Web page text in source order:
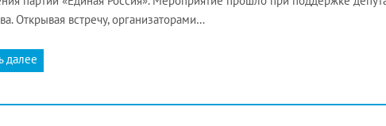
Открывая встречу, организаторами…
далее